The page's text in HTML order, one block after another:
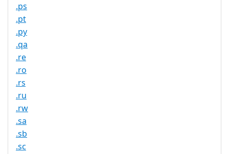
.ps
.pt
.py
.qa
.re
.ro
.rs
.ru
.rw
.sa
.sb
.sc